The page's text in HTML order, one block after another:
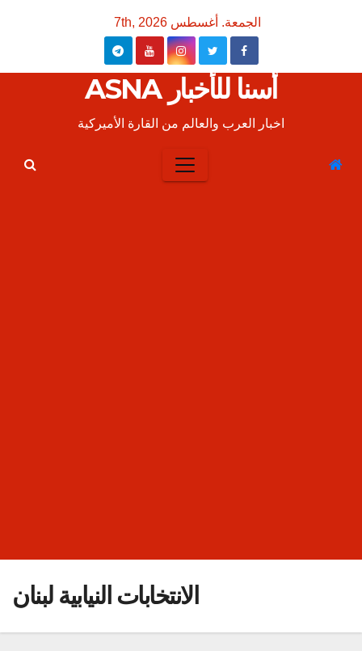
الجمعة. أغسطس 7th, 2026
أسنا للأخبار ASNA
اخبار العرب والعالم من القارة الأميركية
الانتخابات النيابية لبنان